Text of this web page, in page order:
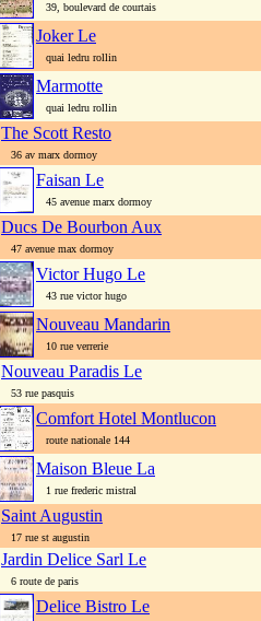
39, boulevard de courtais
Joker Le
quai ledru rollin
Marmotte
quai ledru rollin
The Scott Resto
36 av marx dormoy
Faisan Le
45 avenue marx dormoy
Ducs De Bourbon Aux
47 avenue max dormoy
Victor Hugo Le
43 rue victor hugo
Nouveau Mandarin
10 rue verrerie
Nouveau Paradis Le
53 rue pasquis
Comfort Hotel Montlucon
route nationale 144
Maison Bleue La
1 rue frederic mistral
Saint Augustin
17 rue st augustin
Jardin Delice Sarl Le
6 route de paris
Delice Bistro Le